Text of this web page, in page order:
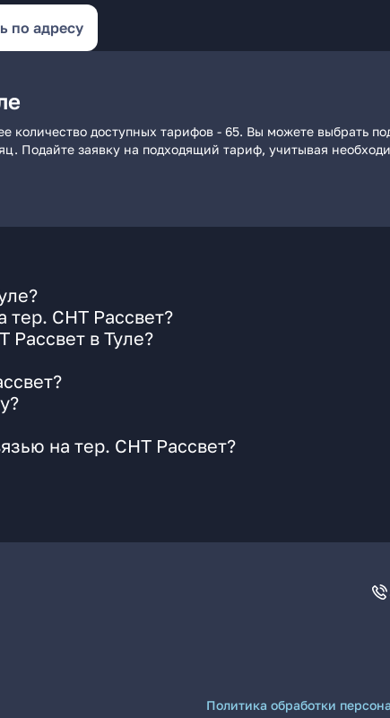
по адресу
количество доступных тарифов - 65. Вы можете выбрать
Подайте заявку на подходящий тариф, учитывая
тер. СНТ Рассвет?
Рассвет в Туле?
на тер. СНТ Рассвет?
Политика обработки